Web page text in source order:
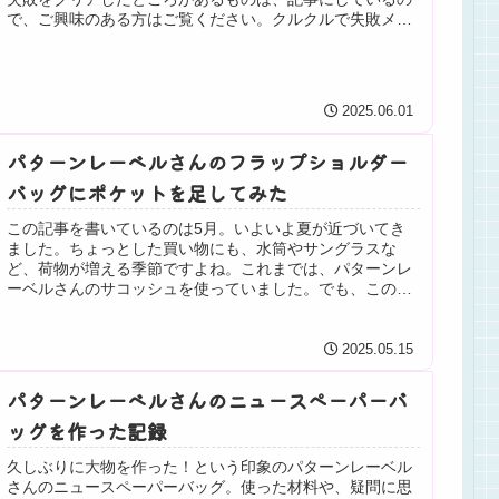
で、ご興味のある方はご覧ください。クルクルで失敗メリ
2025.06.01
パターンレーベルさんのフラップショルダー
バッグにポケットを足してみた
この記事を書いているのは5月。いよいよ夏が近づいてき
ました。ちょっとした買い物にも、水筒やサングラスな
ど、荷物が増える季節ですよね。これまでは、パターンレ
ーベルさんのサコッシュを使っていました。でも、この１
2025.05.15
パターンレーベルさんのニュースペーパーバ
ッグを作った記録
久しぶりに大物を作った！という印象のパターンレーベル
さんのニュースペーパーバッグ。使った材料や、疑問に思